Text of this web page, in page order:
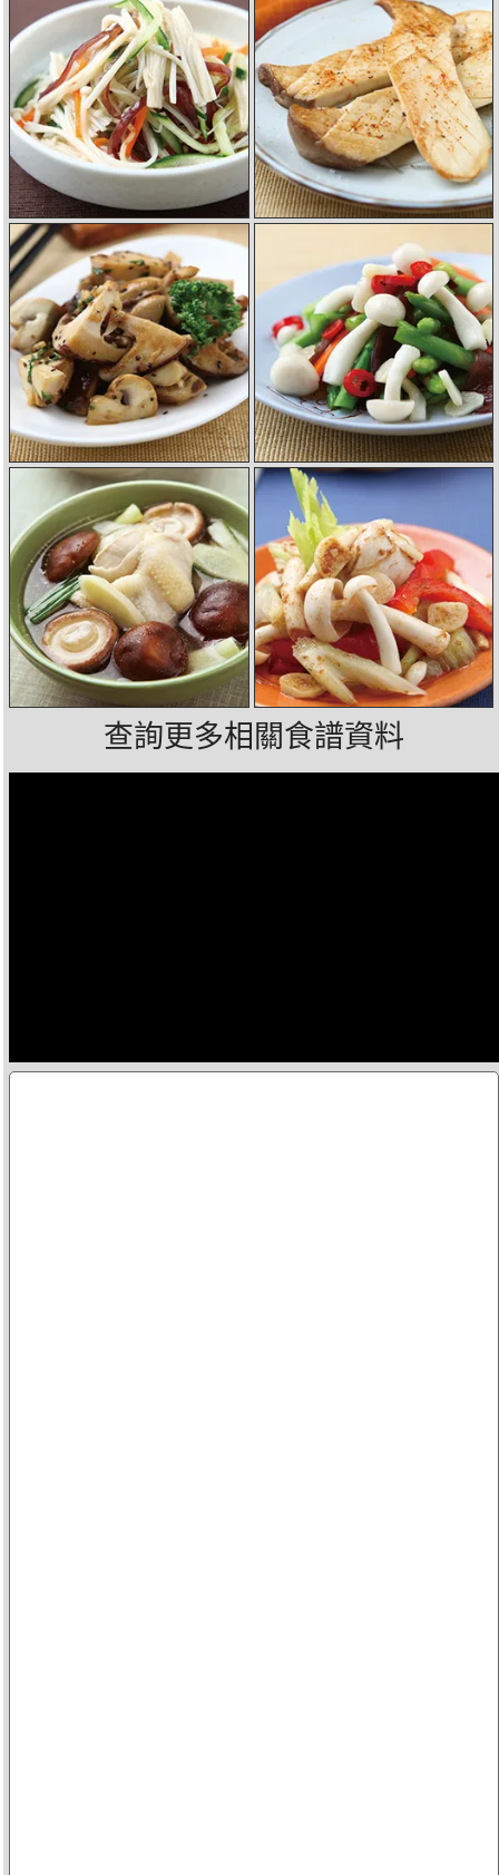
查詢更多相關食譜資料